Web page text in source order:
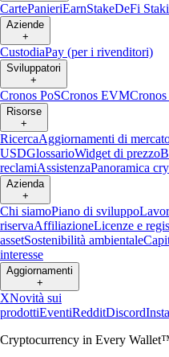
CartePanieriEarnStakeDeFi
Aziende
+
CustodiaPay (per i rivenditori)
Sviluppatori
+
Cronos PoSCronos EVM
Risorse
+
RicercaAggiornamenti di
USDGlossarioWidget di prezzo
reclamiAssistenzaPanoramica
Azienda
+
Chi siamoPiano di sviluppo
riservaAffiliazioneLicenze e
assetSostenibilità ambientale
interesse
Aggiornamenti
+
XNovità sui
prodottiEventiRedditDiscord
Cryptocurrency in Every